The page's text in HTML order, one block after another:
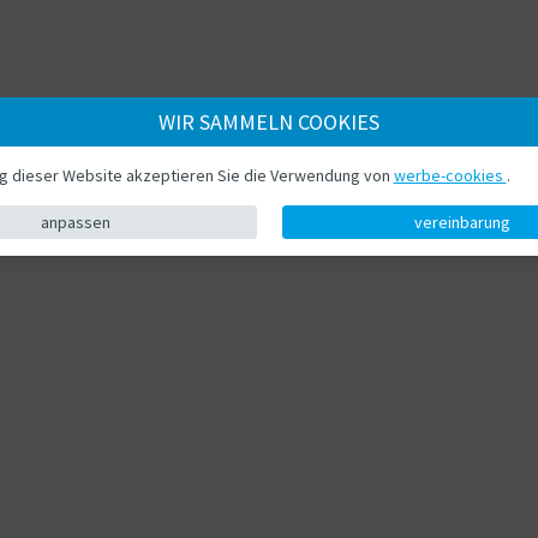
WIR SAMMELN COOKIES
dieser Website akzeptieren Sie die Verwendung von werbe-cookies .
anpassen vereinbarung